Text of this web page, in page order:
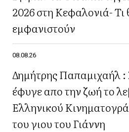
2026 στη Κεφαλονιά- Τι
εμφανιστούν
08.08.26
Δημήτρης Παπαμιχαήλ :
έφυγε απο την ζωή το
Ελληνικού
του γιου του Γιάννη